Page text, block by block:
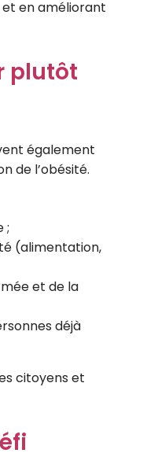
et en améliorant
plutôt
également
de l’obésité.
;
(alimentation,
et de la
déjà
citoyens et